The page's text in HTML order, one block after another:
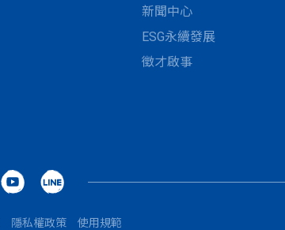
新聞中心
ESG永續發展
徵才啟事
隱私權政策 使用規範